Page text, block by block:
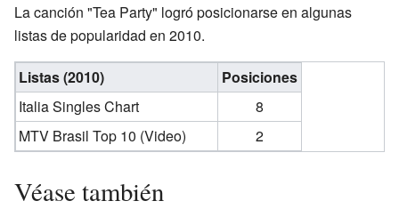
La canción "Tea Party" logró posicionarse en algunas
listas de popularidad en 2010.
Listas (2010)
Posiciones
Italia Singles Chart
8
MTV Brasil Top 10 (Video)
2
Véase también